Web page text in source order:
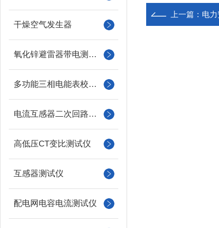
干燥空气发生器
氧化锌避雷器带电测试仪（氧化锌避雷器测试仪）
多功能三相电能表校验仪
电流互感器二次回路负载测试仪
高低压CT变比测试仪
互感器测试仪
配电网电容电流测试仪
上一篇： 电力